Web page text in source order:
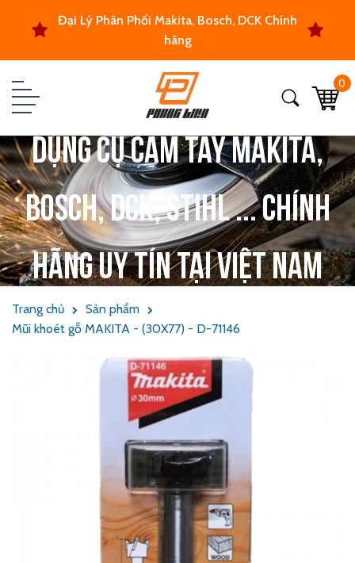
Đại Lý Phân Phối Makita, Bosch, DCK Chính
hãng
0
Dụng cụ cầm tay Makita,
Bosch, DCK, Stihl ... chính
hãng uy tín tại Việt Nam
Trang chủ
Sản phẩm
Mũi khoét gỗ MAKITA - (30X77) - D-71146